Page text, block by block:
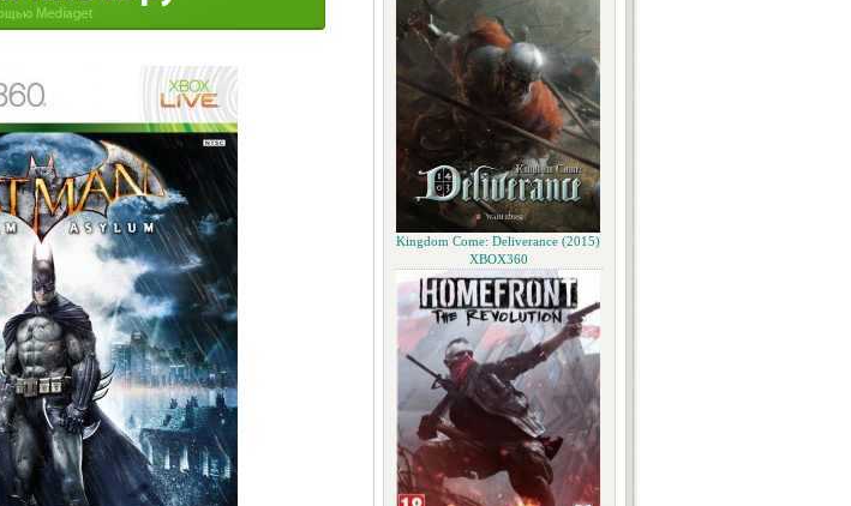
Kingdom Come: Deliverance (2015)
XBOX360